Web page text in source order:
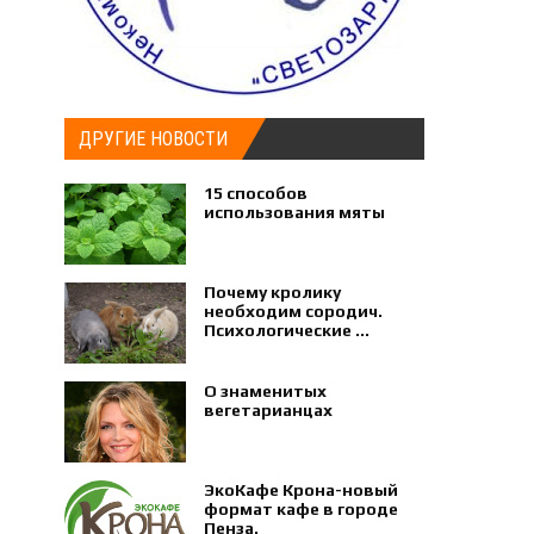
ДРУГИЕ НОВОСТИ
15 способов
использования мяты
Почему кролику
необходим сородич.
Психологические ...
О знаменитых
вегетарианцах
ЭкоКафе Крона-новый
формат кафе в городе
Пенза.